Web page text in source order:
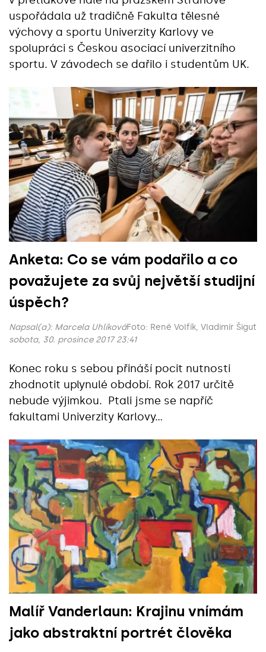
uspořádala už tradičně Fakulta tělesné
výchovy a sportu Univerzity Karlovy ve
spolupráci s Českou asociací univerzitního
sportu. V závodech se dařilo i studentům UK.
Anketa: Co se vám podařilo a co
považujete za svůj největší studijní
úspěch?
Napsal(a): Marcela UhlíkováFoto: René Volfík, Vladimír Šigut
sobota, 30. prosince 2017 23:41
Konec roku s sebou přináší pocit nutnosti
zhodnotit uplynulé období. Rok 2017 určitě
nebude výjimkou. Ptali jsme se napříč
fakultami Univerzity Karlovy…
Malíř Vanderlaun: Krajinu vnímám
jako abstraktní portrét člověka